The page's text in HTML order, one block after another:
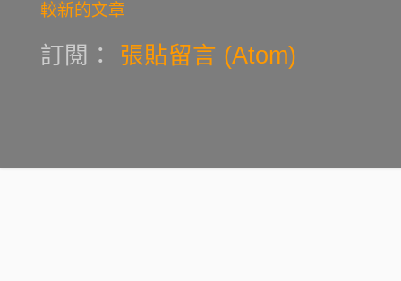
較新的文章
訂閱： 張貼留言 (Atom)